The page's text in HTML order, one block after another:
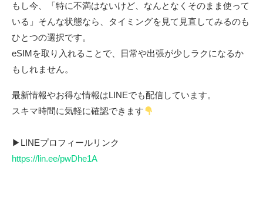
もし今、「特に不満はないけど、なんとなくそのまま使って
いる」そんな状態なら、タイミングを見て見直してみるのも
ひとつの選択です。
eSIMを取り入れることで、日常や出張が少しラクになるか
もしれません。
最新情報やお得な情報はLINEでも配信しています。
スキマ時間に気軽に確認できます
▶LINEプロフィールリンク
https://lin.ee/pwDhe1A